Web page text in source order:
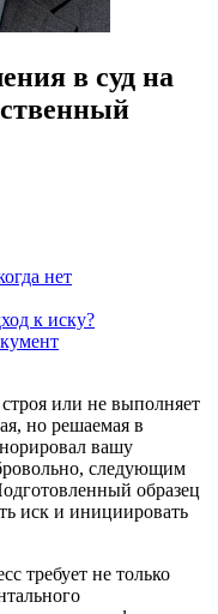
в суд на
нет
к иску?
или не выполняет
но решаемая в
вашу
следующим
образец
иск и инициировать
требует не только